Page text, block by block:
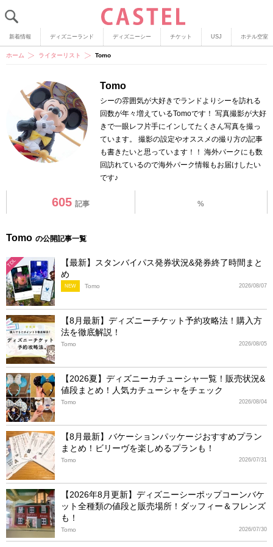
新着情報 ディズニーランド ディズニーシー チケット USJ ホテル空室
ホーム ライターリスト Tomo
Tomo
シーの雰囲気が大好きでランドよりシーを訪れる
回数が年々増えているTomoです！ 写真撮影が大好
きで一眼レフ片手にインしてたくさん写真を撮っ
ています。 撮影の設定やオススメの撮り方の記事
も書きたいと思っています！！ 海外パークにも数
回訪れているので海外パーク情報もお届けしたい
です♪
605 記事 %
Tomo の公開記事一覧
TDL
【最新】スタンバイパス発券状況&発券終了時間まと
め
2026/08/07
NEW Tomo
【8月最新】ディズニーチケット予約攻略法！購入方
法を徹底解説！
2026/08/05
Tomo
【2026夏】ディズニーカチューシャ一覧！販売状況&
値段まとめ！人気カチューシャをチェック
2026/08/04
Tomo
【8月最新】バケーションパッケージおすすめプラン
まとめ！ビリーヴを楽しめるプランも！
2026/07/31
Tomo
【2026年8月更新】ディズニーシーポップコーンバケ
ット全種類の値段と販売場所！ダッフィー＆フレンズ
も！
2026/07/30
Tomo